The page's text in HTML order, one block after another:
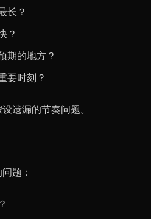
长？
？
期的地方？
要时刻？
遗漏的节奏问题。
题：